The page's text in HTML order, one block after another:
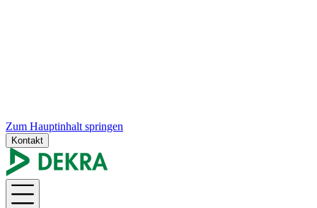
Zum Hauptinhalt springen
Kontakt